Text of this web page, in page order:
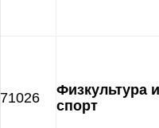
71026
Физкультура и
спорт